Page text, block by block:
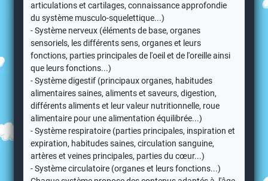
articulations et cartilages, connaissance approfondie
du système musculo-squelettique...)
- Système nerveux (éléments de base, organes
sensoriels, les différents sens, organes et leurs
fonctions, parties principales de l'oeil et de l'oreille ainsi
que leurs fonctions...)
- Système digestif (principaux organes, habitudes
alimentaires saines, aliments et saveurs, digestion,
différents aliments et leur valeur nutritionnelle, roue
alimentaire pour une alimentation équilibrée...)
- Système respiratoire (parties principales, inspiration et
expiration, habitudes saines, circulation sanguine,
artères et veines principales, parties du cœur...)
- Système circulatoire (organes et leurs fonctions...)